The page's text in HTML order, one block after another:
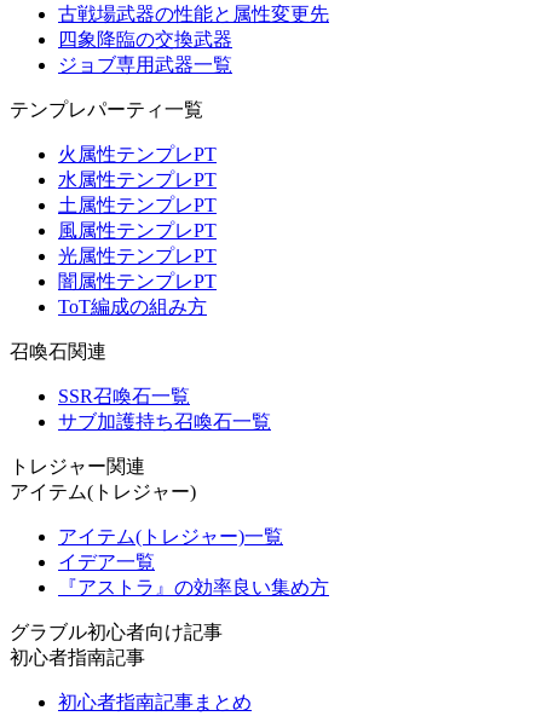
古戦場武器の性能と属性変更先
四象降臨の交換武器
ジョブ専用武器一覧
テンプレパーティ一覧
火属性テンプレPT
水属性テンプレPT
土属性テンプレPT
風属性テンプレPT
光属性テンプレPT
闇属性テンプレPT
ToT編成の組み方
召喚石関連
SSR召喚石一覧
サブ加護持ち召喚石一覧
トレジャー関連
アイテム(トレジャー)
アイテム(トレジャー)一覧
イデア一覧
『アストラ』の効率良い集め方
グラブル初心者向け記事
初心者指南記事
初心者指南記事まとめ